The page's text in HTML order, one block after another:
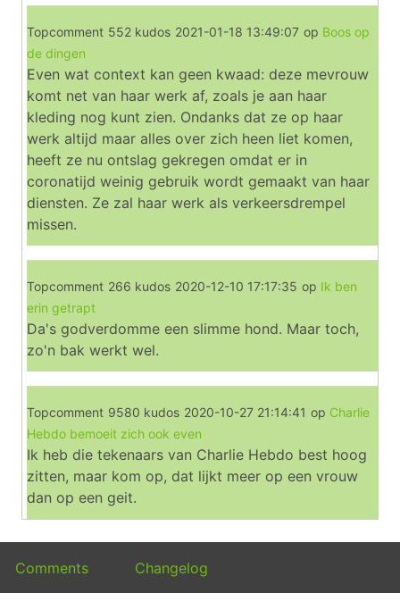
Topcomment 552 kudos 2021-01-18 13:49:07 op Boos op
de dingen
Even wat context kan geen kwaad: deze mevrouw
komt net van haar werk af, zoals je aan haar
kleding nog kunt zien. Ondanks dat ze op haar
werk altijd maar alles over zich heen liet komen,
heeft ze nu ontslag gekregen omdat er in
coronatijd weinig gebruik wordt gemaakt van haar
diensten. Ze zal haar werk als verkeersdrempel
missen.
Topcomment 266 kudos 2020-12-10 17:17:35 op Ik ben
erin getrapt
Da's godverdomme een slimme hond. Maar toch,
zo'n bak werkt wel.
Topcomment 9580 kudos 2020-10-27 21:14:41 op Charlie
Hebdo bemoeit zich ook even
Ik heb die tekenaars van Charlie Hebdo best hoog
zitten, maar kom op, dat lijkt meer op een vrouw
dan op een geit.
Comments Changelog